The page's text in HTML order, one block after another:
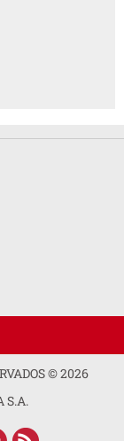
©2026
S.A.